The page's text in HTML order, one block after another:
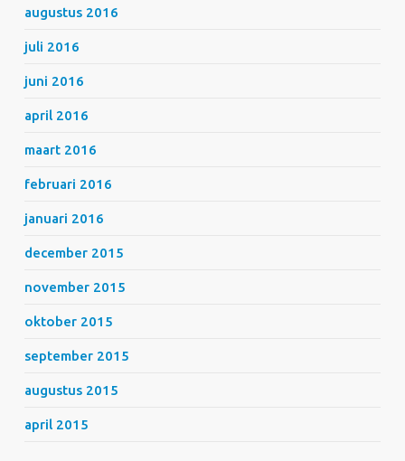
augustus 2016
juli 2016
juni 2016
april 2016
maart 2016
februari 2016
januari 2016
december 2015
november 2015
oktober 2015
september 2015
augustus 2015
april 2015